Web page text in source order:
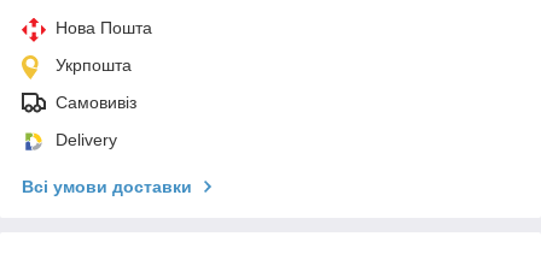
Нова Пошта
Укрпошта
Самовивіз
Delivery
Всі умови доставки